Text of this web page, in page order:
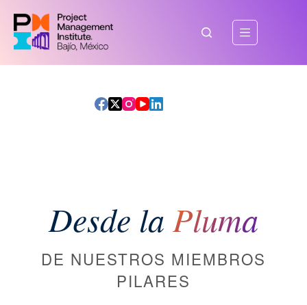
contenido
Desde la Pluma
DE NUESTROS MIEMBROS
PILARES